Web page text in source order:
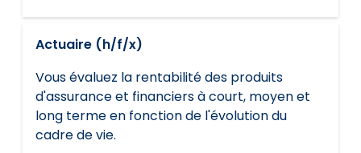
ou de la programmation.
Actuaire (h/f/x)
Vous évaluez la rentabilité des produits
d'assurance et financiers à court, moyen et
long terme en fonction de l'évolution du
cadre de vie.